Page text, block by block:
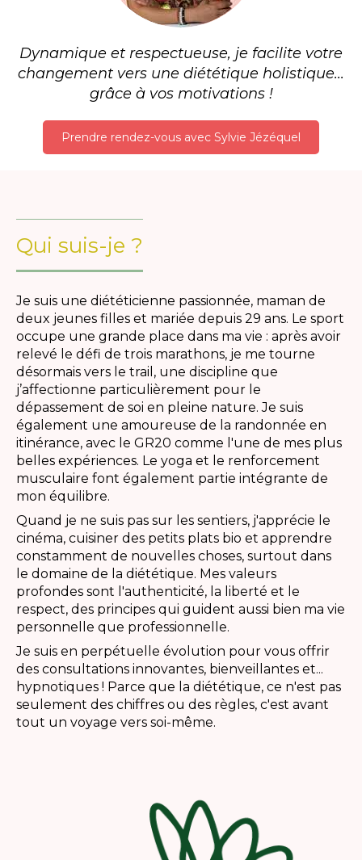
Dynamique et respectueuse, je facilite votre
changement vers une diététique holistique...
grâce à vos motivations !
Prendre rendez-vous avec Sylvie Jézéquel
Qui suis-je ?
Je suis une diététicienne passionnée, maman de
deux jeunes filles et mariée depuis 29 ans. Le sport
occupe une grande place dans ma vie : après avoir
relevé le défi de trois marathons, je me tourne
désormais vers le trail, une discipline que
j’affectionne particulièrement pour le
dépassement de soi en pleine nature. Je suis
également une amoureuse de la randonnée en
itinérance, avec le GR20 comme l'une de mes plus
belles expériences. Le yoga et le renforcement
musculaire font également partie intégrante de
mon équilibre.
Quand je ne suis pas sur les sentiers, j'apprécie le
cinéma, cuisiner des petits plats bio et apprendre
constamment de nouvelles choses, surtout dans
le domaine de la diététique. Mes valeurs
profondes sont l'authenticité, la liberté et le
respect, des principes qui guident aussi bien ma vie
personnelle que professionnelle.
Je suis en perpétuelle évolution pour vous offrir
des consultations innovantes, bienveillantes et...
hypnotiques ! Parce que la diététique, ce n'est pas
seulement des chiffres ou des règles, c'est avant
tout un voyage vers soi-même.